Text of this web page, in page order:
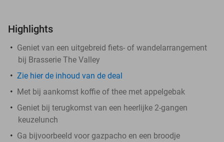
Highlights
Geniet van een uitgebreid fiets- of wandelarrangement
bij Brasserie The Valley
Zie hierde inhoud van de deal
Met bij aankomst koffie of thee met appelgebak
Geniet bij terugkomst van een heerlijke 2-gangen
keuzelunch
Ga bijvoorbeeld voor gazpacho en een broodje